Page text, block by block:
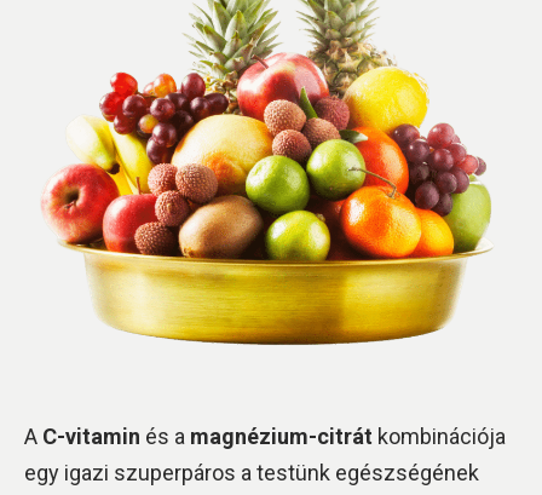
A C-vitamin és a magnézium-citrát kombinációja
egy igazi szuperpáros a testünk egészségének